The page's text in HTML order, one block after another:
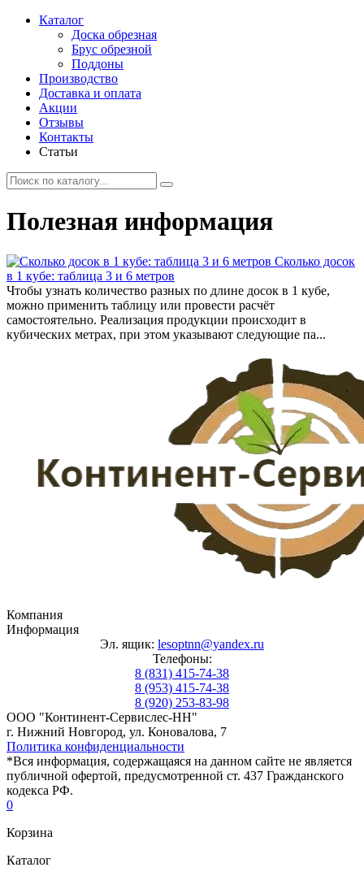
Каталог
Доска обрезная
Брус обрезной
Поддоны
Производство
Доставка и оплата
Акции
Отзывы
Контакты
Статьи
Полезная информация
Сколько досок
в 1 кубе: таблица 3 и 6 метров
Чтобы узнать количество разных по длине досок в 1 кубе,
можно применить таблицу или провести расчёт
самостоятельно. Реализация продукции происходит в
кубических метрах, при этом указывают следующие па...
Компания
Информация
Эл. ящик: lesoptnn@yandex.ru
Телефоны:
8 (831) 415-74-38
8 (953) 415-74-38
8 (920) 253-83-98
ООО "Континент-Сервислес-НН"
г. Нижний Новгород, ул. Коновалова, 7
Политика конфиденциальности
*Вся информация, содержащаяся на данном сайте не является
публичной офертой, предусмотренной ст. 437 Гражданского
кодекса РФ.
0
Корзина
Каталог